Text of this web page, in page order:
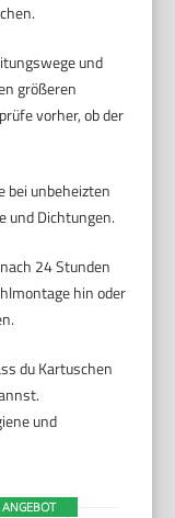
und
größeren
vorher, ob der
bei unbeheizten
und Dichtungen.
24 Stunden
hin oder
du Kartuschen
und
ANGEBOT